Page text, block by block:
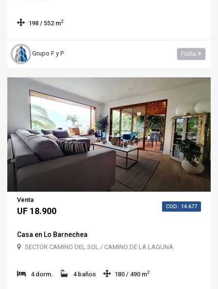
198 / 552 m2
Grupo F y P Ficha
Venta
UF 18.900 COD.: 14.677
Casa en Lo Barnechea
SECTOR CAMINO DEL SOL / CAMINO DE LA LAGUNA
4 dorm. 4 baños 180 / 490 m2